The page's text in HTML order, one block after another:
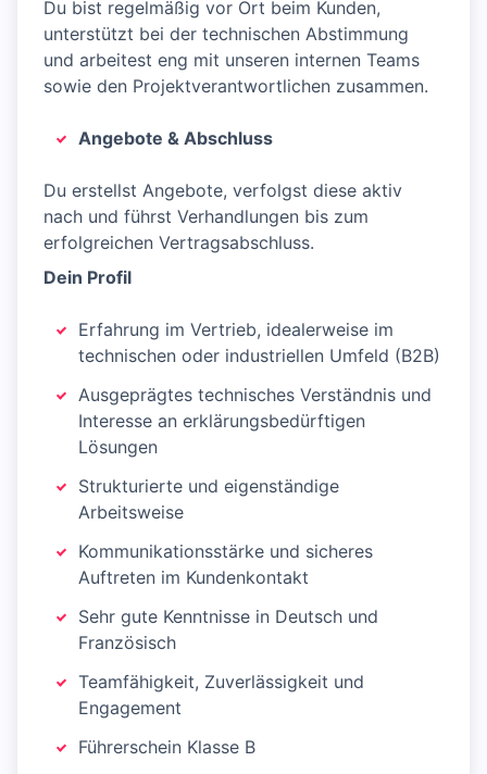
Du bist regelmäßig vor Ort beim Kunden,
unterstützt bei der technischen Abstimmung
und arbeitest eng mit unseren internen Teams
sowie den Projektverantwortlichen zusammen.
Angebote & Abschluss
Du erstellst Angebote, verfolgst diese aktiv
nach und führst Verhandlungen bis zum
erfolgreichen Vertragsabschluss.
Dein Profil
Erfahrung im Vertrieb, idealerweise im
technischen oder industriellen Umfeld (B2B)
Ausgeprägtes technisches Verständnis und
Interesse an erklärungsbedürftigen
Lösungen
Strukturierte und eigenständige
Arbeitsweise
Kommunikationsstärke und sicheres
Auftreten im Kundenkontakt
Sehr gute Kenntnisse in Deutsch und
Französisch
Teamfähigkeit, Zuverlässigkeit und
Engagement
Führerschein Klasse B